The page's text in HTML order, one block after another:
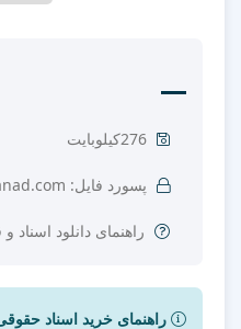
نمایید.
‫(0 نظر) 276کیلوبایت
پسورد فایل: www.1sanad.com
راهنمای دانلود اسناد و
راهنمای خرید اسناد